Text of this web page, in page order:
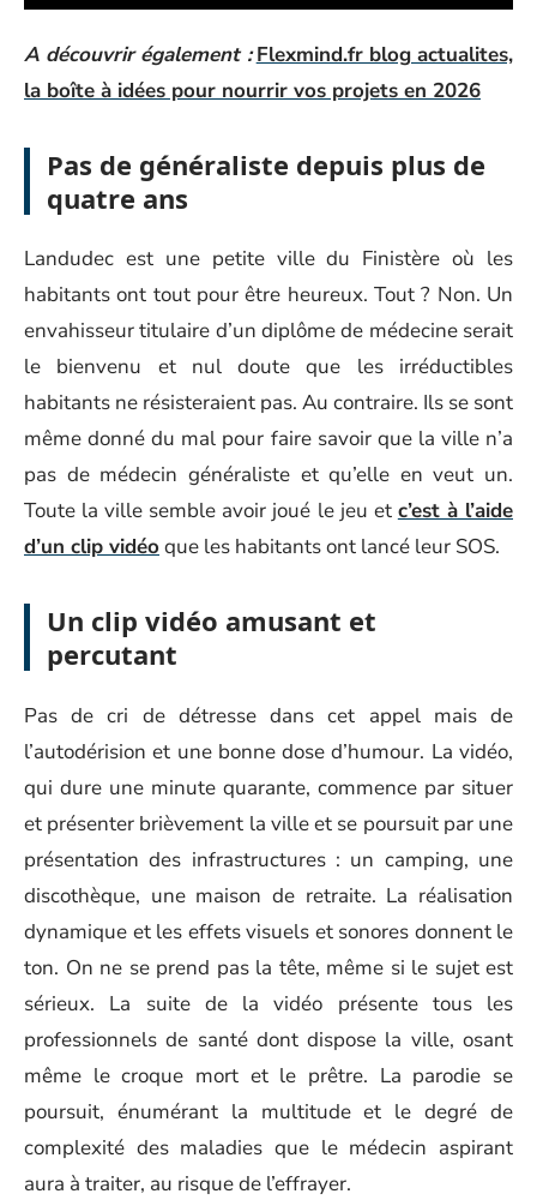
A découvrir également : Flexmind.fr blog actualites,
la boîte à idées pour nourrir vos projets en 2026
Pas de généraliste depuis plus de
quatre ans
Landudec est une petite ville du Finistère où les
habitants ont tout pour être heureux. Tout ? Non. Un
envahisseur titulaire d’un diplôme de médecine serait
le bienvenu et nul doute que les irréductibles
habitants ne résisteraient pas. Au contraire. Ils se sont
même donné du mal pour faire savoir que la ville n’a
pas de médecin généraliste et qu’elle en veut un.
Toute la ville semble avoir joué le jeu et c’est à l’aide
d’un clip vidéo que les habitants ont lancé leur SOS.
Un clip vidéo amusant et
percutant
Pas de cri de détresse dans cet appel mais de
l’autodérision et une bonne dose d’humour. La vidéo,
qui dure une minute quarante, commence par situer
et présenter brièvement la ville et se poursuit par une
présentation des infrastructures : un camping, une
discothèque, une maison de retraite. La réalisation
dynamique et les effets visuels et sonores donnent le
ton. On ne se prend pas la tête, même si le sujet est
sérieux. La suite de la vidéo présente tous les
professionnels de santé dont dispose la ville, osant
même le croque mort et le prêtre. La parodie se
poursuit, énumérant la multitude et le degré de
complexité des maladies que le médecin aspirant
aura à traiter, au risque de l’effrayer.